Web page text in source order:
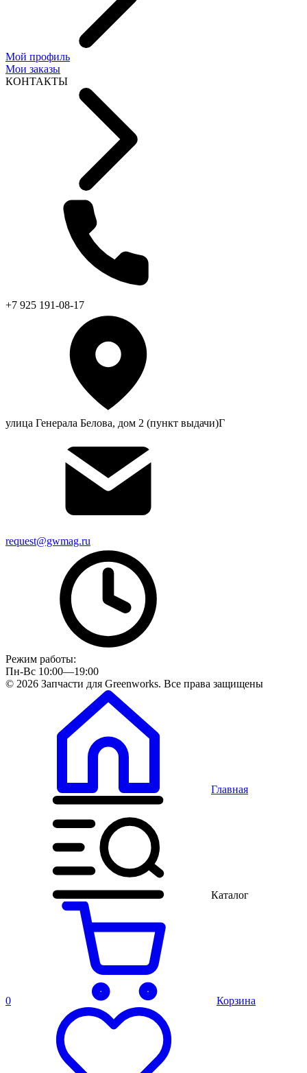
Мой профиль
Мои заказы
КОНТАКТЫ
+7 925 191-08-17
улица Генерала Белова, дом 2 (пункт выдачи)Г
request@gwmag.ru
Режим работы:
Пн-Вс 10:00—19:00
© 2026 Запчасти для Greenworks. Все права защищены
Главная
Каталог
0 Корзина